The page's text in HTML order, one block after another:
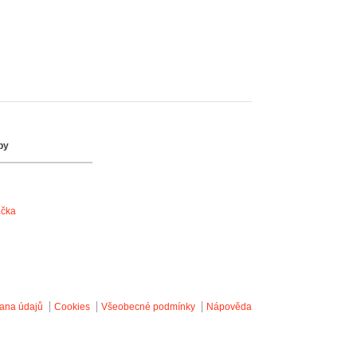
údajů Cookies Všeobecné podmínky Nápověda